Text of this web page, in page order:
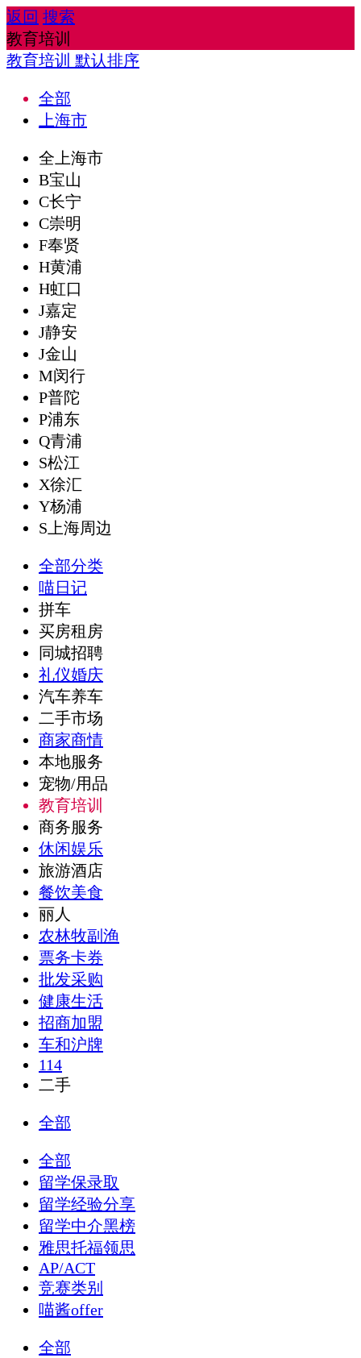
返回 搜索
教育培训
教育培训 默认排序
全部
上海市
全上海市
B宝山
C长宁
C崇明
F奉贤
H黄浦
H虹口
J嘉定
J静安
J金山
M闵行
P普陀
P浦东
Q青浦
S松江
X徐汇
Y杨浦
S上海周边
全部分类
喵日记
拼车
买房租房
同城招聘
礼仪婚庆
汽车养车
二手市场
商家商情
本地服务
宠物/用品
教育培训
商务服务
休闲娱乐
旅游酒店
餐饮美食
丽人
农林牧副渔
票务卡券
批发采购
健康生活
招商加盟
车和沪牌
114
二手
全部
全部
留学保录取
留学经验分享
留学中介黑榜
雅思托福领思
AP/ACT
竞赛类别
喵酱offer
全部